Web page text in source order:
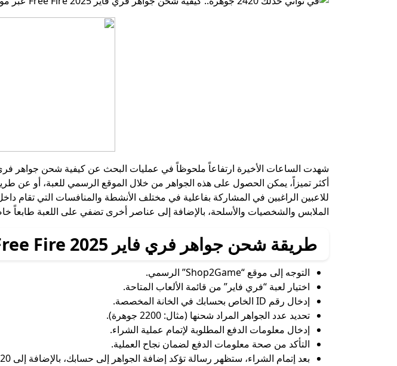
أكثر تميزاً، يمكن الحصول على هذه الجواهر من خلال الموقع الرسمي للعبة، أو عن
للاعبين الراغبين في المشاركة بفاعلية في مختلف الأنشطة والمنافسات التي تقام
الملابس والشخصيات والأسلحة، بالإضافة إلى عناصر أخرى تضفي على اللعبة طابعاً
طريقة شحن جواهر فري فاير 2025 Free Fire
التوجه إلى موقع “Shop2Game” الرسمي.
اختيار لعبة “فري فاير” من قائمة الألعاب المتاحة.
إدخال رقم ID الخاص بحسابك في الخانة المخصصة.
تحديد عدد الجواهر المراد شحنها (مثال: 2200 جوهرة).
إدخال معلومات الدفع المطلوبة لإتمام عملية الشراء.
التأكد من صحة معلومات الدفع لضمان نجاح العملية.
بعد إتمام الشراء، ستظهر رسالة تؤكد إضافة الجواهر إلى حسابك، بالإضافة إلى 220 جوهرة مجانية كمكافأة.